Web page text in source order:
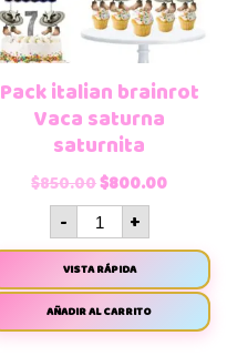
Pack italian brainrot
Vaca saturna
saturnita
$850.00$800.00
- +
VISTA RÁPIDA
AÑADIR AL CARRITO